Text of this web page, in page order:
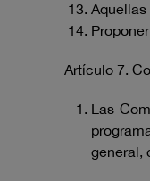
Aquellas
Artículo 7.
Las
general,